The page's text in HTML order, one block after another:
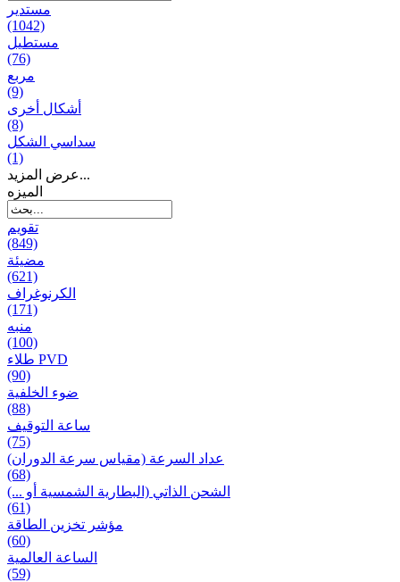
مستدير
(1042)
مستطيل
(76)
مربع
(9)
أشكال أخرى
(8)
سداسي الشكل
(1)
عرض المزيد...
المیزه
تقويم
(849)
مضيئة
(621)
الكرنوغراف
(171)
منبه
(100)
طلاء PVD
(90)
ضوء الخلفية
(88)
ساعة التوقيف
(75)
عداد السرعة (مقياس سرعة الدوران)
(68)
الشحن الذاتي (البطارية الشمسية أو ...)
(61)
مؤشر تخزين الطاقة
(60)
الساعة العالمية
(59)